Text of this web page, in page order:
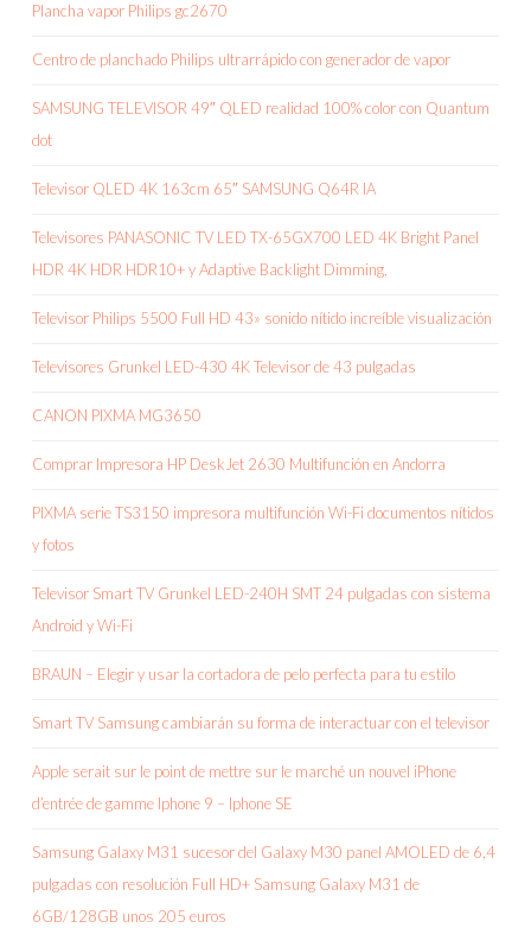
Plancha vapor Philips gc2670
Centro de planchado Philips ultrarrápido con generador de vapor
SAMSUNG TELEVISOR 49″ QLED realidad 100% color con Quantum
dot
Televisor QLED 4K 163cm 65″ SAMSUNG Q64R IA
Televisores PANASONIC TV LED TX-65GX700 LED 4K Bright Panel
HDR 4K HDR HDR10+ y Adaptive Backlight Dimming,
Televisor Philips 5500 Full HD 43» sonido nítido increíble visualización
Televisores Grunkel LED-430 4K Televisor de 43 pulgadas
CANON PIXMA MG3650
Comprar Impresora HP DeskJet 2630 Multifunción en Andorra
PIXMA serie TS3150 impresora multifunción Wi-Fi documentos nítidos
y fotos
Televisor Smart TV Grunkel LED-240H SMT 24 pulgadas con sistema
Android y Wi-Fi
BRAUN – Elegir y usar la cortadora de pelo perfecta para tu estilo
Smart TV Samsung cambiarán su forma de interactuar con el televisor
Apple serait sur le point de mettre sur le marché un nouvel iPhone
d’entrée de gamme Iphone 9 – Iphone SE
Samsung Galaxy M31 sucesor del Galaxy M30 panel AMOLED de 6,4
pulgadas con resolución Full HD+ Samsung Galaxy M31 de
6GB/128GB unos 205 euros